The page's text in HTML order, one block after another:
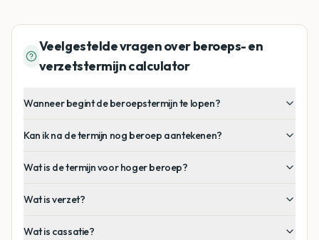
Veelgestelde vragen over beroeps- en
verzetstermijn calculator
Wanneer begint de beroepstermijn te lopen?
Kan ik na de termijn nog beroep aantekenen?
Wat is de termijn voor hoger beroep?
Wat is verzet?
Wat is cassatie?